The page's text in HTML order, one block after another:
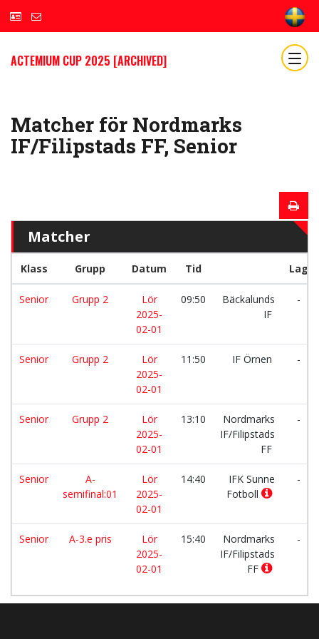
ACTEMIUM CUP 2025 [ARCHIVED]
Matcher för Nordmarks
IF/Filipstads FF, Senior
Matcher
Klass Grupp Datum Tid Lag
Senior Grupp 2
Lör
2025-
02-01
09:50
Bäckalunds
IF
-
Senior Grupp 2
Lör
2025-
02-01
11:50 IF Örnen -
Senior Grupp 2
Lör
2025-
02-01
13:10
Nordmarks
IF/Filipstads
FF
-
Senior
A-
semifinal:01
Lör
2025-
02-01
14:40
IFK Sunne
Fotboll
-
Senior A-3.e pris
Lör
2025-
02-01
15:40
Nordmarks
IF/Filipstads
FF
-